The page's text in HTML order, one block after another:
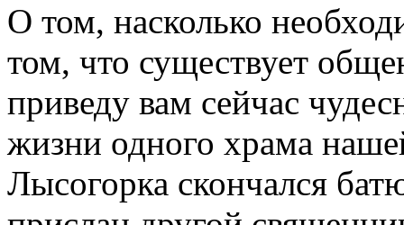
О том, насколько
том, что существует
приведу вам сейчас
жизни одного храма
Лысогорка скончался